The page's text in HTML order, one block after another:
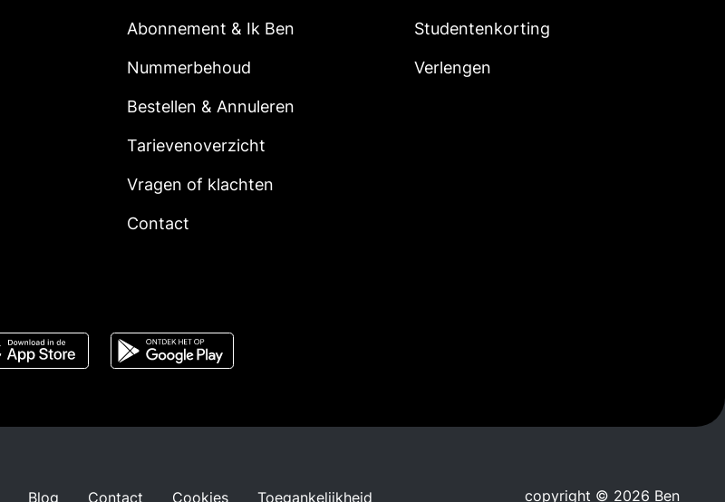
Abonnement & Ik Ben
Nummerbehoud
Bestellen & Annuleren
Tarievenoverzicht
Vragen of klachten
Contact
Studentenkorting
Verlengen
Blog Contact Cookies Toegankelijkheid copyright © 2026 Ben